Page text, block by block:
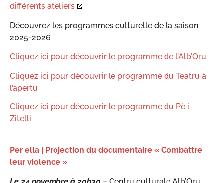
différents ateliers
Découvrez les programmes culturelle de la saison
2025-2026
Cliquez ici pour découvrir le programme de l’Alb’Oru
Cliquez ici pour découvrir le programme du Teatru à
l’apertu
Cliquez ici pour découvrir le programme du Pè i
Zitelli
Per ella | Projection du documentaire « Combattre
leur violence »